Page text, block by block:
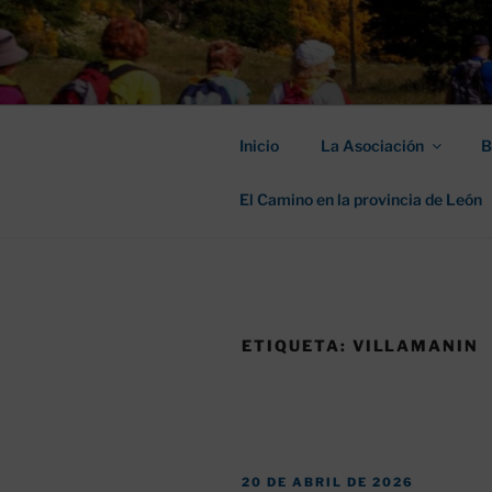
Saltar
al
contenido
SANTIAGO
Inicio La Asociación
El Camino en la provincia de León
ETIQUETA: VILLAMANIN
PUBLICADO
20 DE ABRIL DE 2026